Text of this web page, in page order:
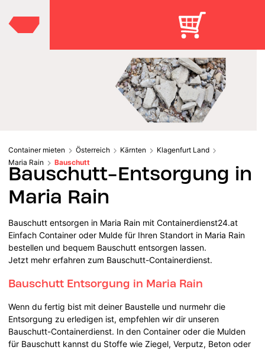
Container mieten Österreich Kärnten
Klagenfurt Land
Maria Rain
Bauschutt
Bauschutt-Entsorgung in
Maria Rain
Bauschutt entsorgen in Maria Rain mit Containerdienst24.at
Einfach Container oder Mulde für Ihren Standort in Maria Rain
bestellen und bequem Bauschutt entsorgen lassen.
Jetzt mehr erfahren zum Bauschutt-Containerdienst.
Bauschutt Entsorgung in Maria Rain
Wenn du fertig bist mit deiner Baustelle und nurmehr die
Entsorgung zu erledigen ist, empfehlen wir dir unseren
Bauschutt-Containerdienst. In den Container oder die Mulden
für Bauschutt kannst du Stoffe wie Ziegel, Verputz, Beton oder